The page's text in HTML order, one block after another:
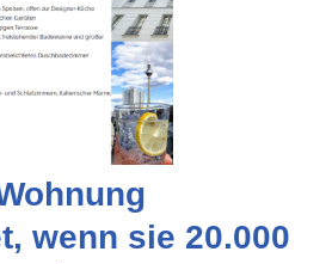
wenn sie 20.000